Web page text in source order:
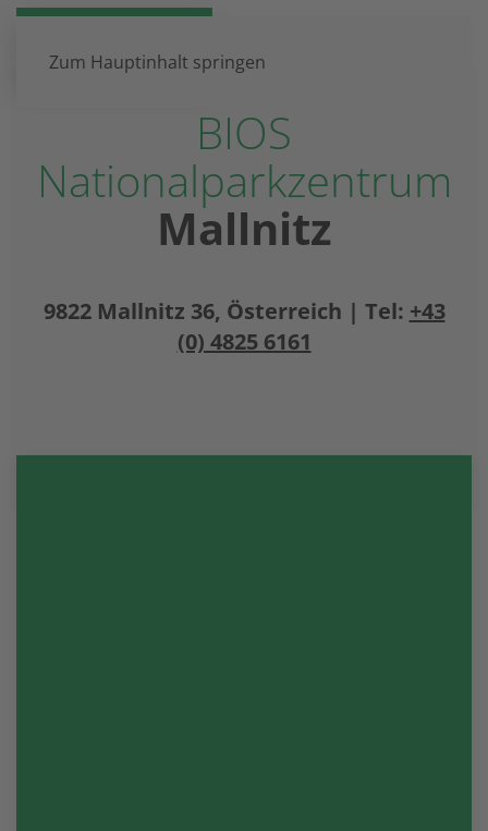
Zum Hauptinhalt springen
BIOS
Nationalparkzentrum
Mallnitz
9822 Mallnitz 36, Österreich | Tel: +43
(0) 4825 6161